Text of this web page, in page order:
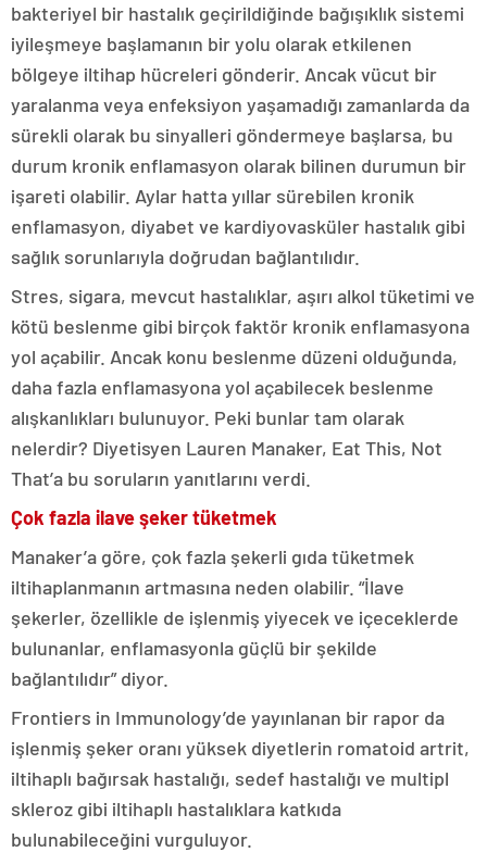
bakteriyel bir hastalık geçirildiğinde bağışıklık sistemi
iyileşmeye başlamanın bir yolu olarak etkilenen
bölgeye iltihap hücreleri gönderir. Ancak vücut bir
yaralanma veya enfeksiyon yaşamadığı zamanlarda da
sürekli olarak bu sinyalleri göndermeye başlarsa, bu
durum kronik enflamasyon olarak bilinen durumun bir
işareti olabilir. Aylar hatta yıllar sürebilen kronik
enflamasyon, diyabet ve kardiyovasküler hastalık gibi
sağlık sorunlarıyla doğrudan bağlantılıdır.
Stres, sigara, mevcut hastalıklar, aşırı alkol tüketimi ve
kötü beslenme gibi birçok faktör kronik enflamasyona
yol açabilir. Ancak konu beslenme düzeni olduğunda,
daha fazla enflamasyona yol açabilecek beslenme
alışkanlıkları bulunuyor. Peki bunlar tam olarak
nelerdir? Diyetisyen Lauren Manaker, Eat This, Not
That’a bu soruların yanıtlarını verdi.
Çok fazla ilave şeker tüketmek
Manaker’a göre, çok fazla şekerli gıda tüketmek
iltihaplanmanın artmasına neden olabilir. “İlave
şekerler, özellikle de işlenmiş yiyecek ve içeceklerde
bulunanlar, enflamasyonla güçlü bir şekilde
bağlantılıdır” diyor.
Frontiers in Immunology’de yayınlanan bir rapor da
işlenmiş şeker oranı yüksek diyetlerin romatoid artrit,
iltihaplı bağırsak hastalığı, sedef hastalığı ve multipl
skleroz gibi iltihaplı hastalıklara katkıda
bulunabileceğini vurguluyor.